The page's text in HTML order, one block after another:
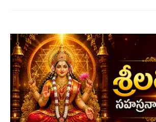
లలితా
సహస్ర
నామ
స్తోత్రం